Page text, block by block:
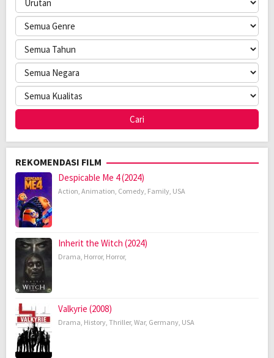
REKOMENDASI FILM
Despicable Me 4 (2024)
Action, Animation, Comedy, Family, USA
Inherit the Witch (2024)
Drama, Horror, Horror,
Valkyrie (2008)
Drama, History, Thriller, War, Germany, USA